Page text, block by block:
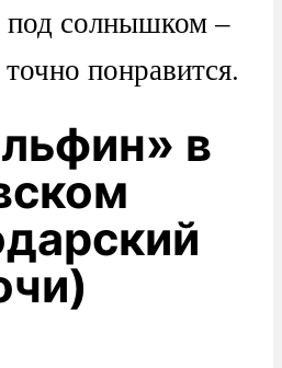
под солнышком –
понравится.
в